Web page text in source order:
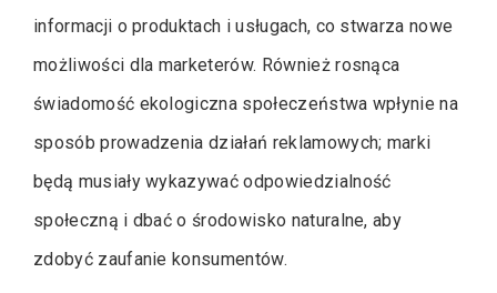
informacji o produktach i usługach, co stwarza nowe
możliwości dla marketerów. Również rosnąca
świadomość ekologiczna społeczeństwa wpłynie na
sposób prowadzenia działań reklamowych; marki
będą musiały wykazywać odpowiedzialność
społeczną i dbać o środowisko naturalne, aby
zdobyć zaufanie konsumentów.